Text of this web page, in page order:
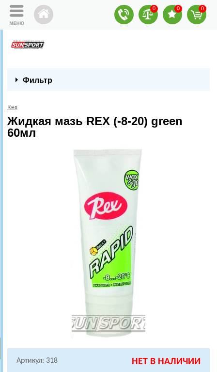
0 0 0
Фильтр
Rex
Жидкая мазь REX (-8-20) green
60мл
Артикул: 318 НЕТ В НАЛИЧИИ